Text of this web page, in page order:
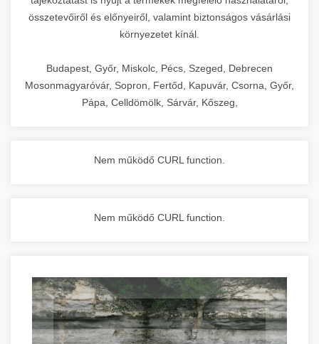
összetevőiről és előnyeiről, valamint biztonságos vásárlási
környezetet kínál.
Budapest, Győr, Miskolc, Pécs, Szeged, Debrecen
Mosonmagyaróvár, Sopron, Fertőd, Kapuvár, Csorna, Győr,
Pápa, Celldömölk, Sárvár, Kőszeg,
Nem működő CURL function.
Nem működő CURL function.